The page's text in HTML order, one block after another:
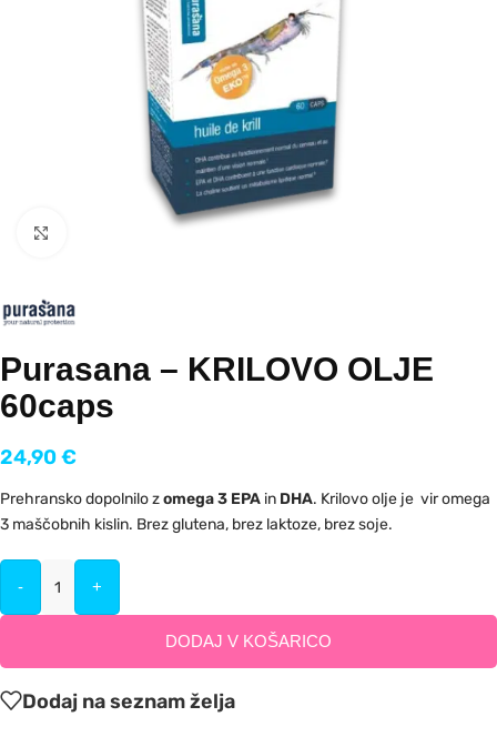
Kliknite za povečavo
Purasana – KRILOVO OLJE
60caps
24,90€
Prehransko dopolnilo zomega 3 EPA in DHA. Krilovo olje je vir omega
3 maščobnih kislin. Brez glutena, brez laktoze, brez soje.
- +
DODAJ V KOŠARICO
Dodaj na seznam želja